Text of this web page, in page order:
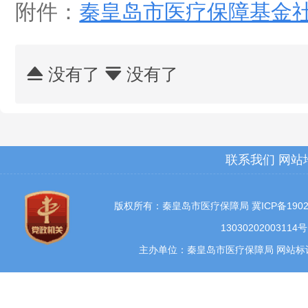
附件： 秦皇岛市医疗保障基金
 没有了  没有了
联系我们 网站
版权所有：秦皇岛市医疗保障局 冀ICP备
13030202003114号
主办单位：秦皇岛市医疗保障局 网站